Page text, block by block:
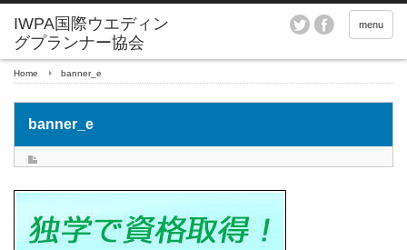
menu
Home banner_e
banner_e